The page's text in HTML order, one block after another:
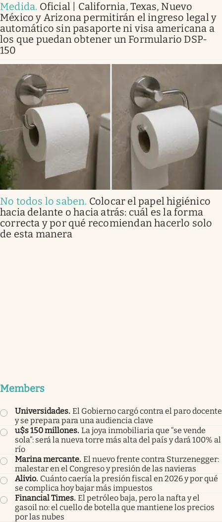
Medida. Oficial | California, Texas, Nuevo
México y Arizona permitirán el ingreso legal y
automático sin pasaporte ni visa americana a
los que puedan obtener un Formulario DSP-
150
No todos lo saben. Colocar el papel higiénico
hacia delante o hacia atrás: cuál es la forma
correcta y por qué recomiendan hacerlo solo
de esta manera
Members
Universidades. El Gobierno cargó contra el paro docente
y se prepara para una audiencia clave
u$s 150 millones. La joya inmobiliaria que “se vende
sola”: será la nueva torre más alta del país y dará 100% al
río
Marina mercante. El nuevo frente contra Sturzenegger:
malestar en el Congreso y presión de las navieras
Alivio. Cuánto caería la presión fiscal en 2026 y por qué
se complica hoy bajar más impuestos
Financial Times. El petróleo baja, pero la nafta y el
gasoil no: el cuello de botella que mantiene los precios
por las nubes